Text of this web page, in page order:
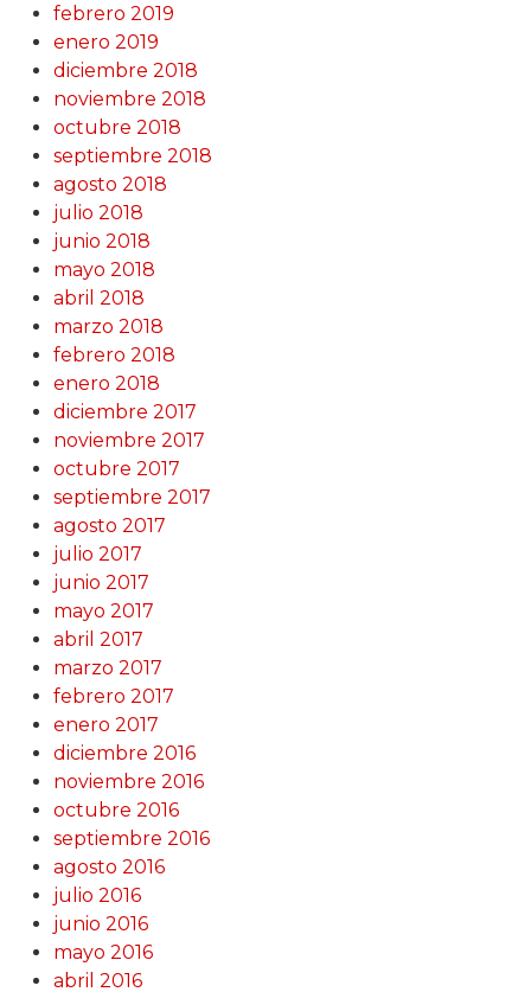
febrero 2019
enero 2019
diciembre 2018
noviembre 2018
octubre 2018
septiembre 2018
agosto 2018
julio 2018
junio 2018
mayo 2018
abril 2018
marzo 2018
febrero 2018
enero 2018
diciembre 2017
noviembre 2017
octubre 2017
septiembre 2017
agosto 2017
julio 2017
junio 2017
mayo 2017
abril 2017
marzo 2017
febrero 2017
enero 2017
diciembre 2016
noviembre 2016
octubre 2016
septiembre 2016
agosto 2016
julio 2016
junio 2016
mayo 2016
abril 2016